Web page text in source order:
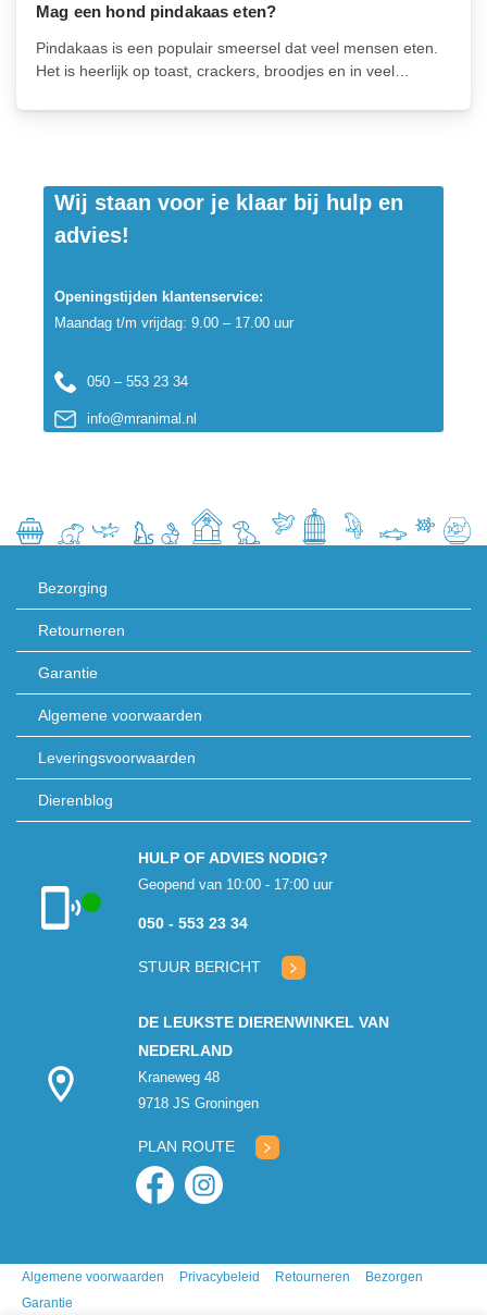
Mag een hond pindakaas eten?
Pindakaas is een populair smeersel dat veel mensen eten.
Het is heerlijk op toast, crackers, broodjes en in veel
dit artikel zullen we kijken naar de vraag...
Wij staan voor je klaar bij hulp en
advies!
Openingstijden klantenservice:
Maandag t/m vrijdag: 9.00 – 17.00 uur
050 – 553 23 34
info@mranimal.nl
Bezorging
Retourneren
Garantie
Algemene voorwaarden
Leveringsvoorwaarden
Dierenblog
Klantenservice
HULP OF ADVIES NODIG?
Geopend van 10:00 - 17:00 uur
050 - 553 23 34
STUUR BERICHT
DE LEUKSTE DIERENWINKEL VAN
NEDERLAND
Kraneweg 48
9718 JS Groningen
PLAN ROUTE
Algemene voorwaarden Privacybeleid Retourneren
Bezorgen
Garantie